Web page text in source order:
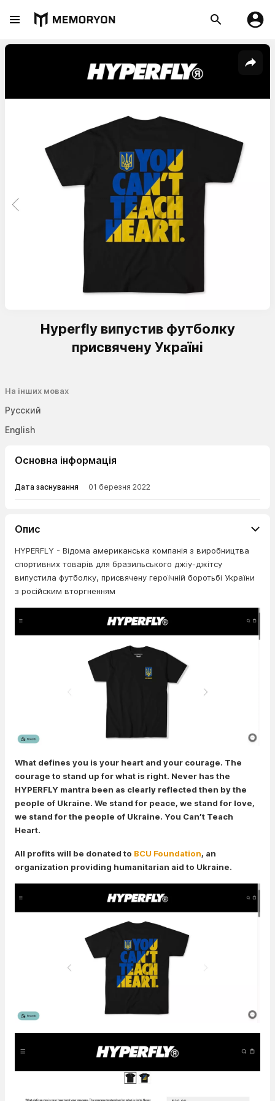
Hyperfly випустив футболку
присвячену Україні
На інших мовах
Русский
English
Основна інформація
Дата заснування 01 березня 2022
Опис
HYPERFLY - Відома американська компанія з виробництва
спортивних товарів для бразильського джіу-джітсу
випустила футболку, присвячену героїчній боротьбі України
з російским вторгненням
What defines you is your heart and your courage. The
courage to stand up for what is right. Never has the
HYPERFLY mantra been as clearly reflected then by the
people of Ukraine. We stand for peace, we stand for love,
we stand for the people of Ukraine. You Can’t Teach
Heart.
All profits will be donated to BCU Foundation, an
organization providing humanitarian aid to Ukraine.